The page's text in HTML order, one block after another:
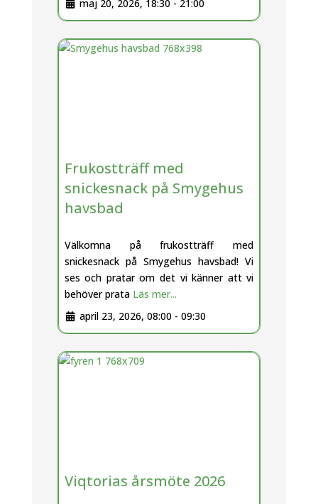
maj 20, 2026, 18:30 - 21:00
Frukostträff med
snickesnack på Smygehus
havsbad
Välkomna på frukostträff med
snickesnack på Smygehus havsbad! Vi
ses och pratar om det vi känner att vi
behöver prata Läs mer...
april 23, 2026, 08:00 - 09:30
Viqtorias årsmöte 2026